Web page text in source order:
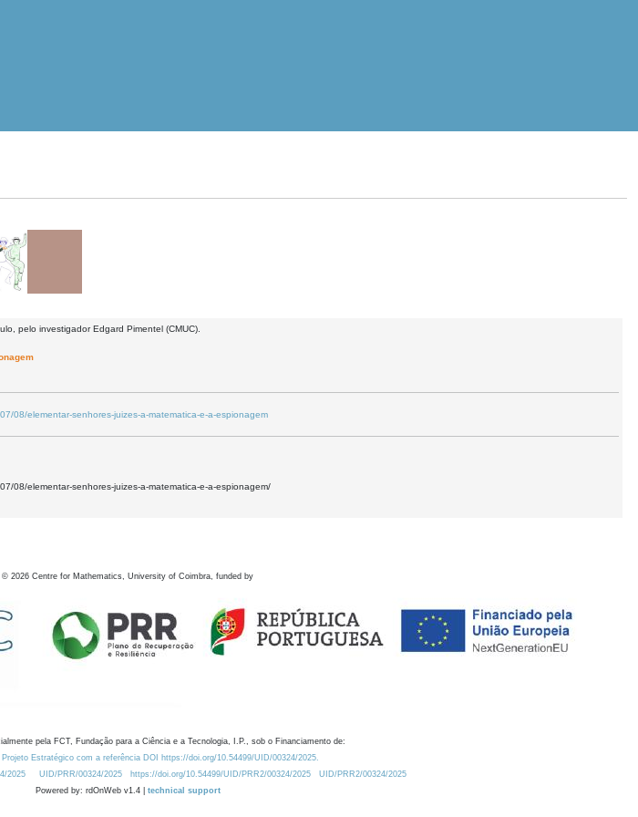
pelo investigador Edgard Pimentel (CMUC).
08/elementar-senhores-juizes-a-matematica-e-a-espionagem
08/elementar-senhores-juizes-a-matematica-e-a-espionagem/
© 2026 Centre for Mathematics, University of Coimbra, funded by
pela FCT, Fundação para a Ciência e a Tecnologia, I.P., sob o Financiamento de:
Projeto Estratégico com a referência DOI https://doi.org/10.54499/UID/00324/2025.
2025
UID/PRR/00324/2025 https://doi.org/10.54499/UID/PRR2/00324/2025
UID/PRR2/00324/2025
Powered by: rdOnWeb v1.4 | technical support